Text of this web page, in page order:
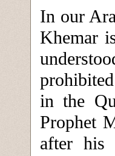
In our
Khemar
in the
Prophet
after his